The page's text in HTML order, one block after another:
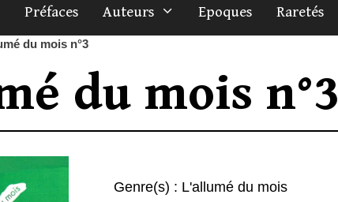
Préfaces Auteurs Epoques Raretés
du mois n°3
du mois n°3
Genre(s) : L'allumé du mois